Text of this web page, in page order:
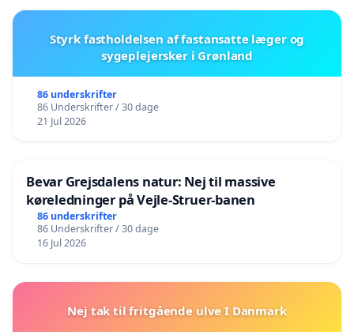
Styrk fastholdelsen af fastansatte læger og
sygeplejersker i Grønland
86 underskrifter
86 Underskrifter / 30 dage
21 Jul 2026
Bevar Grejsdalens natur: Nej til massive
køreledninger på Vejle-Struer-banen
86 underskrifter
86 Underskrifter / 30 dage
16 Jul 2026
Nej tak til fritgående ulve I Danmark